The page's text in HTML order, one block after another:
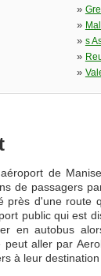
»
»
» s
»
»
de
de passagers
près d'une route
public qui est
en autobus
aller par
à leur destination